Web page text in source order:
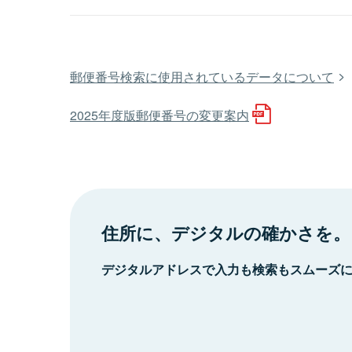
郵便番号検索に使用されているデータについて
2025年度版郵便番号の変更案内
住所に、デジタルの確かさを。
デジタルアドレスで入力も検索もスムーズ